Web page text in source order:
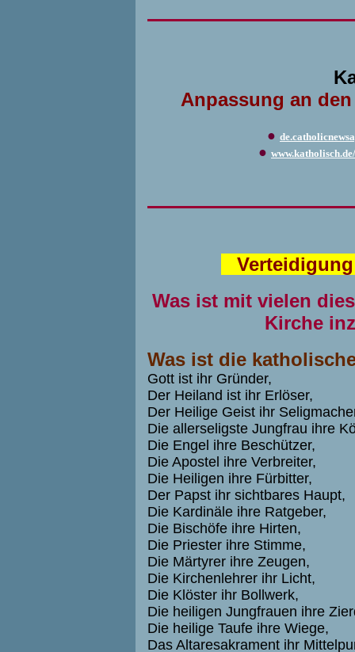
Anpassung an
●
●
Was ist mit vielen
Kirche
Was ist die
Gott ist ihr Gründer,
Der Heiland ist ihr Erlöser,
Der Heilige Geist ihr
Die allerseligste Jungfrau ihre
Die Engel ihre Beschützer,
Die Apostel ihre Verbreiter,
Die Heiligen ihre Fürbitter,
Der Papst ihr sichtbares Haupt,
Die Kardinäle ihre Ratgeber,
Die Bischöfe ihre Hirten,
Die Priester ihre Stimme,
Die Märtyrer ihre Zeugen,
Die Kirchenlehrer ihr Licht,
Die Klöster ihr Bollwerk,
Die heiligen Jungfrauen ihre
Die heilige Taufe ihre Wiege,
Das Altaresakrament ihr